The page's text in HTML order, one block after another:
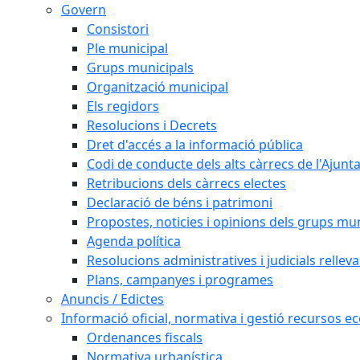
Govern
Consistori
Ple municipal
Grups municipals
Organització municipal
Els regidors
Resolucions i Decrets
Dret d'accés a la informació pública
Codi de conducte dels alts càrrecs de
Retribucions dels càrrecs electes
Declaració de béns i patrimoni
Propostes, noticies i opinions dels grups
Agenda política
Resolucions administratives i judicials
Plans, campanyes i programes
Anuncis / Edictes
Informació oficial, normativa i gestió recursos
Ordenances fiscals